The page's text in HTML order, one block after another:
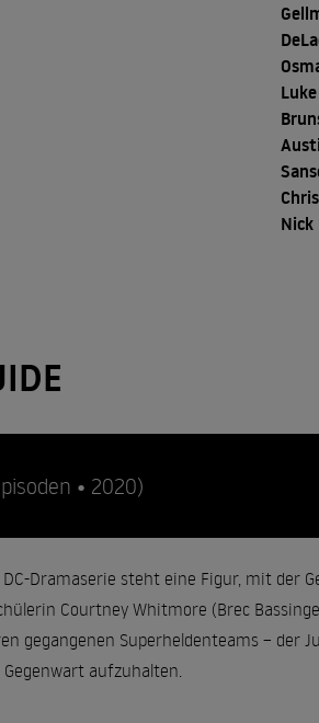
Nick
• 2020)
Dramaserie steht eine Figur, mit der
Courtney Whitmore (Brec
gegangenen Superheldenteams – der
aufzuhalten.